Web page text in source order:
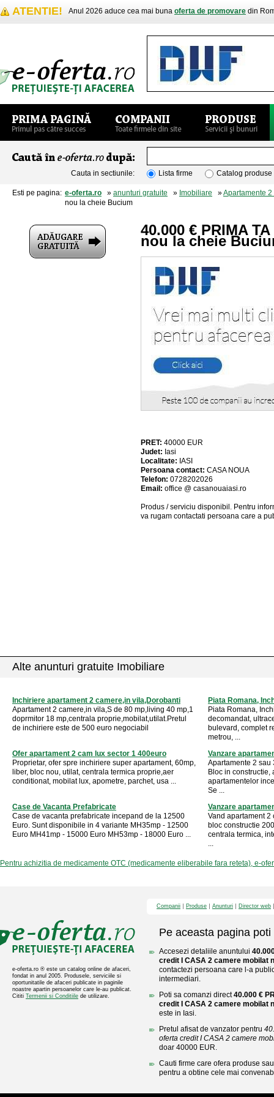
ATENTIE! Anul 2026 aduce cea mai buna oferta de promovare din
Cauta in sectiunile: Lista firme Catalog produse
Esti pe pagina: e-oferta.ro » anunturi gratuite » Imobiliare »Apartamente 2
nou la cheie Bucium
40.000 € PRIMA
nou la cheie
PRET: 40000 EUR
Judet: Iasi
Localitate: IASI
Persoana contact: CASA NOUA
Telefon: 0728202026
Email: office @ casanouaiasi.ro
Produs / serviciu disponibil . Pentru
va rugam contactati persoana care a
Alte anunturi gratuite Imobiliare
Inchiriere apartament 2 camere,in vila,Dorobanti
Apartament 2 camere,in vila,S de 80 mp,living 40 mp,1
doprmitor 18 mp,centrala proprie,mobilat,utilat.Pretul
de inchiriere este de 500 euro negociabil
Piata Romana,
Piata Romana,
decomandat,
bulevard, complet
metrou, ...
Ofer apartament 2 cam lux sector 1 400euro
Proprietar, ofer spre inchiriere super apartament, 60mp,
liber, bloc nou, utilat, centrala termica proprie,aer
conditionat, mobilat lux, apometre, parchet, usa ...
Vanzare
Apartamente 2 sau
Bloc in
apartamentelor
Se ...
Case de Vacanta Prefabricate
Case de vacanta prefabricate incepand de la 12500
Euro. Sunt disponibile in 4 variante MH35mp - 12500
Euro MH41mp - 15000 Euro MH53mp - 18000 Euro ...
Vanzare
Vand apartament 2
bloc constructie
centrala termica,
...
Pentru achizitia de medicamente OTC (medicamente eliberabile fara reteta), e-
e-oferta.ro ® este un catalog online de afaceri,
fondat in anul 2005. Produsele, serviciile si
oportunitatile de afaceri publicate in paginile
noastre apartin persoanelor care le-au publicat.
Cititi Termenii si Conditiile de utilizare.
Companii Produse Anunturi Director web
Pe aceasta pagina poti
Accesezi detaliile anuntului
credit I CASA 2 camere mobilat
contactezi persoana care l-a
intermediari.
Poti sa comanzi direct40.000 €
credit I CASA 2 camere mobilat
este in Iasi.
Pretul afisat de vanzator pentru
oferta credit I CASA 2 camere
doar 40000 EUR.
Cauti firme care ofera produse
pentru a obtine cele mai